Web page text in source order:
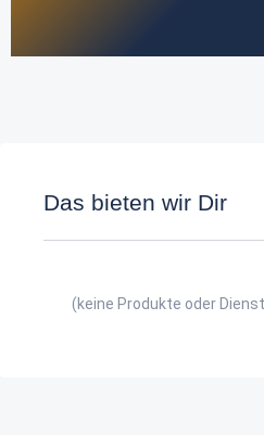
Das bieten wir Dir
(keine Produkte oder